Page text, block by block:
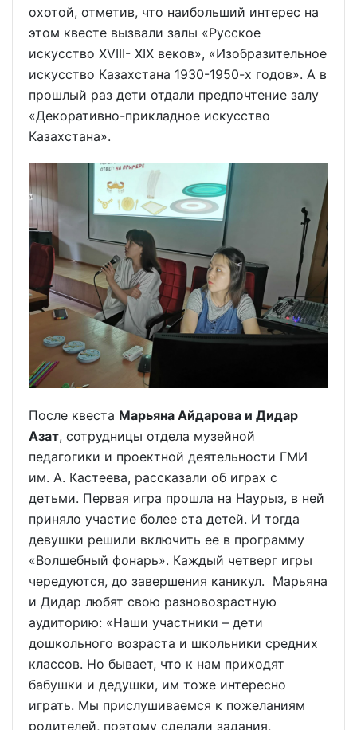
охотой, отметив, что наибольший интерес на
этом квесте вызвали залы «Русское
искусство XVIII- XIX веков», «Изобразительное
искусство Казахстана 1930-1950-х годов». А в
прошлый раз дети отдали предпочтение залу
«Декоративно-прикладное искусство
Казахстана».
После квеста Марьяна Айдарова и Дидар
Азат, сотрудницы отдела музейной
педагогики и проектной деятельности ГМИ
им. А. Кастеева, рассказали об играх с
детьми. Первая игра прошла на Наурыз, в ней
приняло участие более ста детей. И тогда
девушки решили включить ее в программу
«Волшебный фонарь». Каждый четверг игры
чередуются, до завершения каникул. Марьяна
и Дидар любят свою разновозрастную
аудиторию: «Наши участники – дети
дошкольного возраста и школьники средних
классов. Но бывает, что к нам приходят
бабушки и дедушки, им тоже интересно
играть. Мы прислушиваемся к пожеланиям
родителей, поэтому сделали задания,